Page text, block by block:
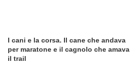
I cani e la corsa. Il cane che andava
per maratone e il cagnolo che amava
il trail